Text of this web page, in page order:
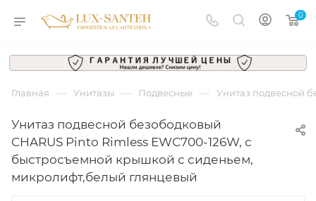
0
Главная — Унитазы — Подвесные — Унитаз подвесной
Унитаз подвесной безободковый
CHARUS Pinto Rimless EWC700-126W, с
быстросъемной крышкой с сиденьем,
микролифт,белый глянцевый